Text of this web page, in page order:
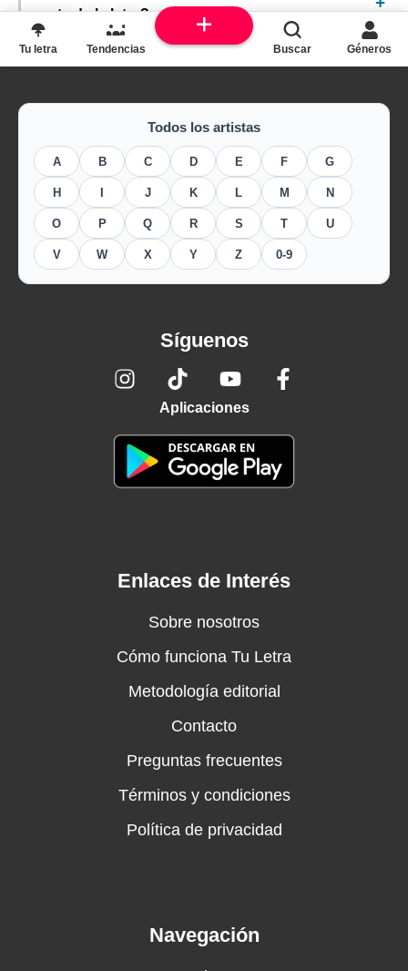
parte de la letra?
Todos los artistas
A B C D E F G
H J K L M N
O P Q R S T U
V W X Y Z 0-9
Síguenos
Aplicaciones
Enlaces de Interés
Sobre nosotros
Cómo funciona Tu Letra
Metodología editorial
Contacto
Preguntas frecuentes
Términos y condiciones
Política de privacidad
Navegación
Tu letra Tendencias Buscar Géneros